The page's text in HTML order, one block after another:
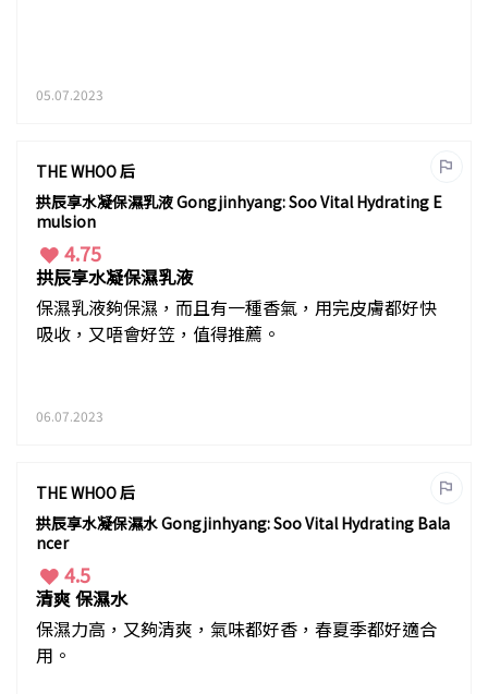
05.07.2023
THE WHOO 后
拱辰享水凝保濕乳液 Gongjinhyang: Soo Vital Hydrating E
mulsion
4.75
拱辰享水凝保濕乳液
保濕乳液夠保濕，而且有一種香氣，用完皮膚都好快
吸收，又唔會好笠，值得推薦。
06.07.2023
THE WHOO 后
拱辰享水凝保濕水 Gongjinhyang: Soo Vital Hydrating Bala
ncer
4.5
清爽 保濕水
保濕力高，又夠清爽，氣味都好香，春夏季都好適合
用。